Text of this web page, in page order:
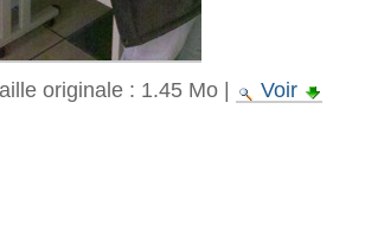
originale : 1.45 Mo|
Voir